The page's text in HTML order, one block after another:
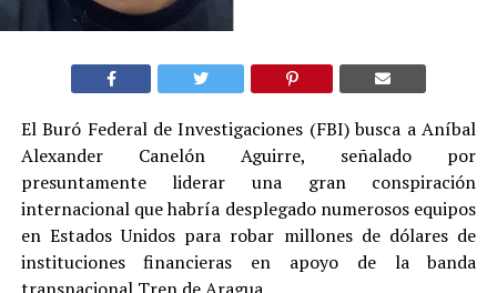
El Buró Federal de Investigaciones (FBI) busca a Aníbal
Alexander Canelón Aguirre, señalado por
presuntamente liderar una gran conspiración
internacional que habría desplegado numerosos equipos
en Estados Unidos para robar millones de dólares de
instituciones financieras en apoyo de la banda